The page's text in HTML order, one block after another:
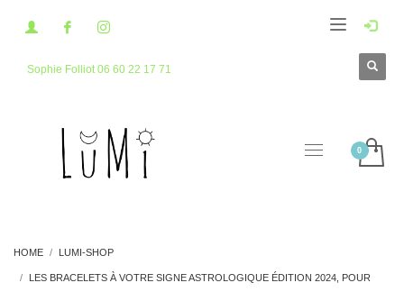
Sophie Folliot 06 60 22 17 71
HOME LUMI-SHOP
LES BRACELETS À VOTRE SIGNE ASTROLOGIQUE ÉDITION 2024, POUR